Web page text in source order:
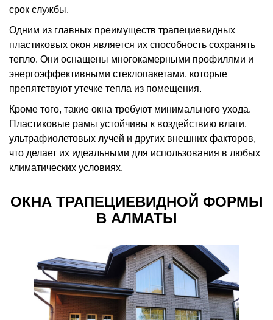
срок службы.
Одним из главных преимуществ трапециевидных
пластиковых окон является их способность сохранять
тепло. Они оснащены многокамерными профилями и
энергоэффективными стеклопакетами, которые
препятствуют утечке тепла из помещения.
Кроме того, такие окна требуют минимального ухода.
Пластиковые рамы устойчивы к воздействию влаги,
ультрафиолетовых лучей и других внешних факторов,
что делает их идеальными для использования в любых
климатических условиях.
ОКНА ТРАПЕЦИЕВИДНОЙ ФОРМЫ
В АЛМАТЫ